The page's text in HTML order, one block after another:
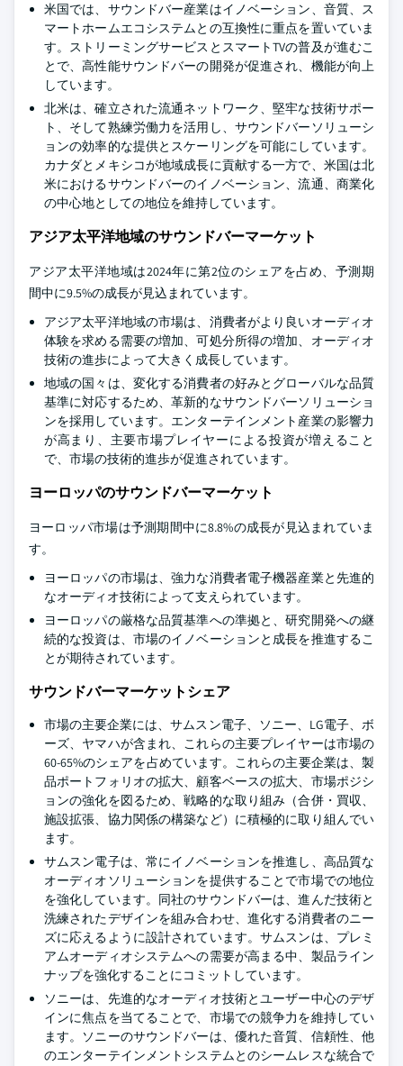
米国では、サウンドバー産業はイノベーション、音質、ス
マートホームエコシステムとの互換性に重点を置いていま
す。ストリーミングサービスとスマートTVの普及が進むこ
とで、高性能サウンドバーの開発が促進され、機能が向上
しています。
北米は、確立された流通ネットワーク、堅牢な技術サポー
ト、そして熟練労働力を活用し、サウンドバーソリューシ
ョンの効率的な提供とスケーリングを可能にしています。
カナダとメキシコが地域成長に貢献する一方で、米国は北
米におけるサウンドバーのイノベーション、流通、商業化
の中心地としての地位を維持しています。
アジア太平洋地域のサウンドバーマーケット
アジア太平洋地域は2024年に第2位のシェアを占め、予測期
間中に9.5%の成長が見込まれています。
アジア太平洋地域の市場は、消費者がより良いオーディオ
体験を求める需要の増加、可処分所得の増加、オーディオ
技術の進歩によって大きく成長しています。
地域の国々は、変化する消費者の好みとグローバルな品質
基準に対応するため、革新的なサウンドバーソリューショ
ンを採用しています。エンターテインメント産業の影響力
が高まり、主要市場プレイヤーによる投資が増えること
で、市場の技術的進歩が促進されています。
ヨーロッパのサウンドバーマーケット
ヨーロッパ市場は予測期間中に8.8%の成長が見込まれていま
す。
ヨーロッパの市場は、強力な消費者電子機器産業と先進的
なオーディオ技術によって支えられています。
ヨーロッパの厳格な品質基準への準拠と、研究開発への継
続的な投資は、市場のイノベーションと成長を推進するこ
とが期待されています。
サウンドバーマーケットシェア
市場の主要企業には、サムスン電子、ソニー、LG電子、ボ
ーズ、ヤマハが含まれ、これらの主要プレイヤーは市場の
60-65%のシェアを占めています。これらの主要企業は、製
品ポートフォリオの拡大、顧客ベースの拡大、市場ポジシ
ョンの強化を図るため、戦略的な取り組み（合併・買収、
施設拡張、協力関係の構築など）に積極的に取り組んでい
ます。
サムスン電子は、常にイノベーションを推進し、高品質な
オーディオソリューションを提供することで市場での地位
を強化しています。同社のサウンドバーは、進んだ技術と
洗練されたデザインを組み合わせ、進化する消費者のニー
ズに応えるように設計されています。サムスンは、プレミ
アムオーディオシステムへの需要が高まる中、製品ライン
ナップを強化することにコミットしています。
ソニーは、先進的なオーディオ技術とユーザー中心のデザ
インに焦点を当てることで、市場での競争力を維持してい
ます。ソニーのサウンドバーは、優れた音質、信頼性、他
のエンターテインメントシステムとのシームレスな統合で